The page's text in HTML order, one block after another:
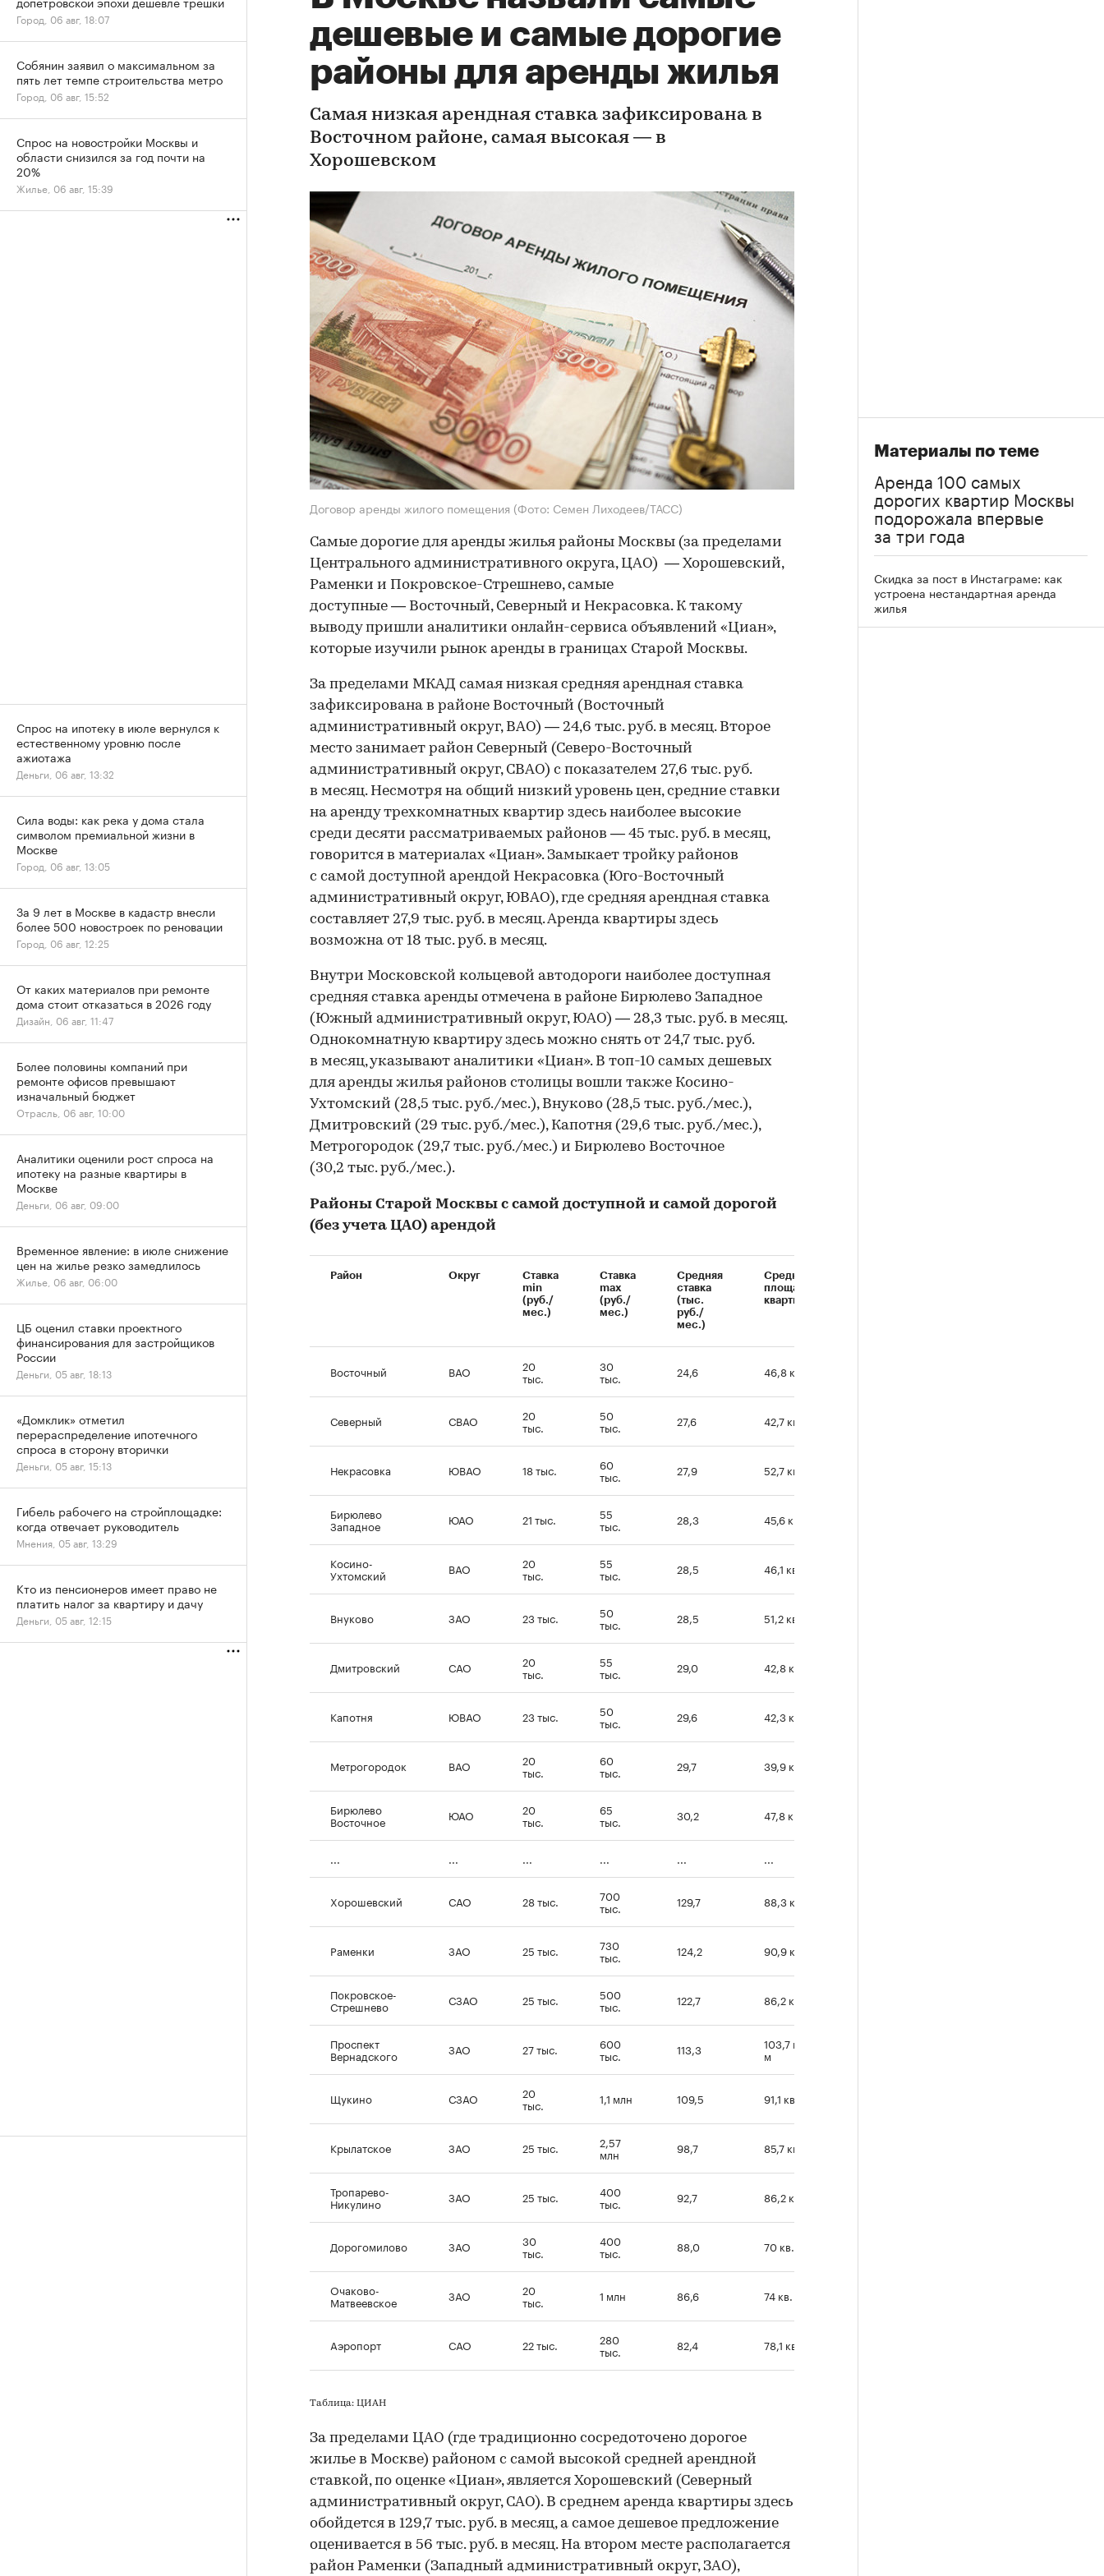
дешевые и самые дорогие
районы для аренды жилья
Самая низкая арендная ставка зафиксирована в
Восточном районе, самая высокая — в
Хорошевском
Договор аренды жилого помещения (Фото: Семен Лиходеев/ТАСС)
Самые дорогие для аренды жилья районы Москвы (за пределами
Центрального административного округа, ЦАО) — Хорошевский,
Раменки и Покровское-Стрешнево, самые
доступные — Восточный, Северный и Некрасовка. К такому
выводу пришли аналитики онлайн-сервиса объявлений «Циан»,
которые изучили рынок аренды в границах Старой Москвы.
За пределами МКАД самая низкая средняя арендная ставка
зафиксирована в районе Восточный (Восточный
административный округ, ВАО) — 24,6 тыс. руб. в месяц. Второе
место занимает район Северный (Северо-Восточный
административный округ, СВАО) с показателем 27,6 тыс. руб.
в месяц. Несмотря на общий низкий уровень цен, средние ставки
на аренду трехкомнатных квартир здесь наиболее высокие
среди десяти рассматриваемых районов — 45 тыс. руб. в месяц,
говорится в материалах «Циан». Замыкает тройку районов
с самой доступной арендой Некрасовка (Юго-Восточный
административный округ, ЮВАО), где средняя арендная ставка
составляет 27,9 тыс. руб. в месяц. Аренда квартиры здесь
возможна от 18 тыс. руб. в месяц.
Внутри Московской кольцевой автодороги наиболее доступная
средняя ставка аренды отмечена в районе Бирюлево Западное
(Южный административный округ, ЮАО) — 28,3 тыс. руб. в месяц.
Однокомнатную квартиру здесь можно снять от 24,7 тыс. руб.
в месяц, указывают аналитики «Циан». В топ-10 самых дешевых
для аренды жилья районов столицы вошли также Косино-
Ухтомский (28,5 тыс. руб./мес.), Внуково (28,5 тыс. руб./мес.),
Дмитровский (29 тыс. руб./мес.), Капотня (29,6 тыс. руб./мес.),
Метрогородок (29,7 тыс. руб./мес.) и Бирюлево Восточное
(30,2 тыс. руб./мес.).
Районы Старой Москвы с самой доступной и самой дорогой
(без учета ЦАО) арендой
Район Округ
Ставка
min
(руб./
мес.)
Ставка
max
(руб./
мес.)
Средняя
ставка
(тыс.
руб./
мес.)
Средняя
площадь
квартиры
Восточный ВАО 20
тыс.
30
тыс. 24,6 46,8 кв. м
Северный СВАО 20
тыс.
50
тыс. 27,6 42,7 кв. м
Некрасовка ЮВАО 18 тыс. 60
тыс. 27,9 52,7 кв. м
Бирюлево
Западное ЮАО 21 тыс. 55
тыс. 28,3 45,6 кв. м
Косино-
Ухтомский ВАО 20
тыс.
55
тыс. 28,5 46,1 кв. м
Внуково ЗАО 23 тыс. 50
тыс. 28,5 51,2 кв. м
Дмитровский САО 20
тыс.
55
тыс. 29,0 42,8 кв. м
Капотня ЮВАО 23 тыс. 50
тыс. 29,6 42,3 кв. м
Метрогородок ВАО 20
тыс.
60
тыс. 29,7 39,9 кв. м
Бирюлево
Восточное ЮАО 20
тыс.
65
тыс. 30,2 47,8 кв. м
Хорошевский САО 28 тыс. 700
тыс. 129,7 88,3 кв. м
Раменки ЗАО 25 тыс. 730
тыс. 124,2 90,9 кв. м
Покровское-
Стрешнево СЗАО 25 тыс. 500
тыс. 122,7 86,2 кв. м
Проспект
Вернадского ЗАО 27 тыс. 600
тыс. 113,3 103,7 кв.
м
Щукино СЗАО 20
тыс. 1,1 млн 109,5 91,1 кв. м
Крылатское ЗАО 25 тыс. 2,57
млн 98,7 85,7 кв. м
Тропарево-
Никулино ЗАО 25 тыс. 400
тыс. 92,7 86,2 кв. м
Дорогомилово ЗАО 30
тыс.
400
тыс. 88,0 70 кв. м
Очаково-
Матвеевское ЗАО 20
тыс. 1 млн 86,6 74 кв. м
Аэропорт САО 22 тыс. 280
тыс. 82,4 78,1 кв. м
Таблица: ЦИАН
За пределами ЦАО (где традиционно сосредоточено дорогое
жилье в Москве) районом с самой высокой средней арендной
ставкой, по оценке «Циан», является Хорошевский (Северный
административный округ, САО). В среднем аренда квартиры здесь
обойдется в 129,7 тыс. руб. в месяц, а самое дешевое предложение
оценивается в 56 тыс. руб. в месяц. На втором месте располагается
район Раменки (Западный административный округ, ЗАО),
Материалы по теме
Аренда 100 самых
дорогих квартир Москвы
подорожала впервые
за три года
Скидка за пост в Инстаграме: как
устроена нестандартная аренда
жилья
Город, 06 авг, 18:07
Собянин заявил о максимальном за
пять лет темпе строительства метро
Город, 06 авг, 15:52
Спрос на новостройки Москвы и
области снизился за год почти на
20%
Жилье, 06 авг, 15:39
Спрос на ипотеку в июле вернулся к
естественному уровню после
ажиотажа
Деньги, 06 авг, 13:32
Сила воды: как река у дома стала
символом премиальной жизни в
Москве
Город, 06 авг, 13:05
За 9 лет в Москве в кадастр внесли
более 500 новостроек по реновации
Город, 06 авг, 12:25
От каких материалов при ремонте
дома стоит отказаться в 2026 году
Дизайн, 06 авг, 11:47
Более половины компаний при
ремонте офисов превышают
изначальный бюджет
Отрасль, 06 авг, 10:00
Аналитики оценили рост спроса на
ипотеку на разные квартиры в
Москве
Деньги, 06 авг, 09:00
Временное явление: в июле снижение
цен на жилье резко замедлилось
Жилье, 06 авг, 06:00
ЦБ оценил ставки проектного
финансирования для застройщиков
России
Деньги, 05 авг, 18:13
«Домклик» отметил
перераспределение ипотечного
спроса в сторону вторички
Деньги, 05 авг, 15:13
Гибель рабочего на стройплощадке:
когда отвечает руководитель
Мнения, 05 авг, 13:29
Кто из пенсионеров имеет право не
платить налог за квартиру и дачу
Деньги, 05 авг, 12:15